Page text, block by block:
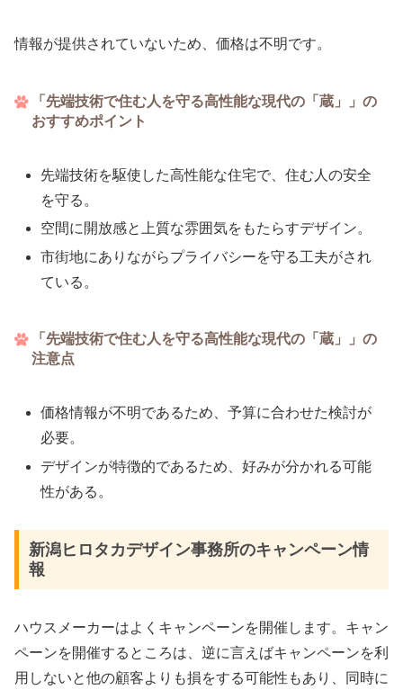
情報が提供されていないため、価格は不明です。
「先端技術で住む人を守る高性能な現代の「蔵」」の
おすすめポイント
先端技術を駆使した高性能な住宅で、住む人の安全
を守る。
空間に開放感と上質な雰囲気をもたらすデザイン。
市街地にありながらプライバシーを守る工夫がされ
ている。
「先端技術で住む人を守る高性能な現代の「蔵」」の
注意点
価格情報が不明であるため、予算に合わせた検討が
必要。
デザインが特徴的であるため、好みが分かれる可能
性がある。
新潟ヒロタカデザイン事務所のキャンペーン情
報
ハウスメーカーはよくキャンペーンを開催します。キャン
ペーンを開催するところは、逆に言えばキャンペーンを利
用しないと他の顧客よりも損をする可能性もあり、同時に